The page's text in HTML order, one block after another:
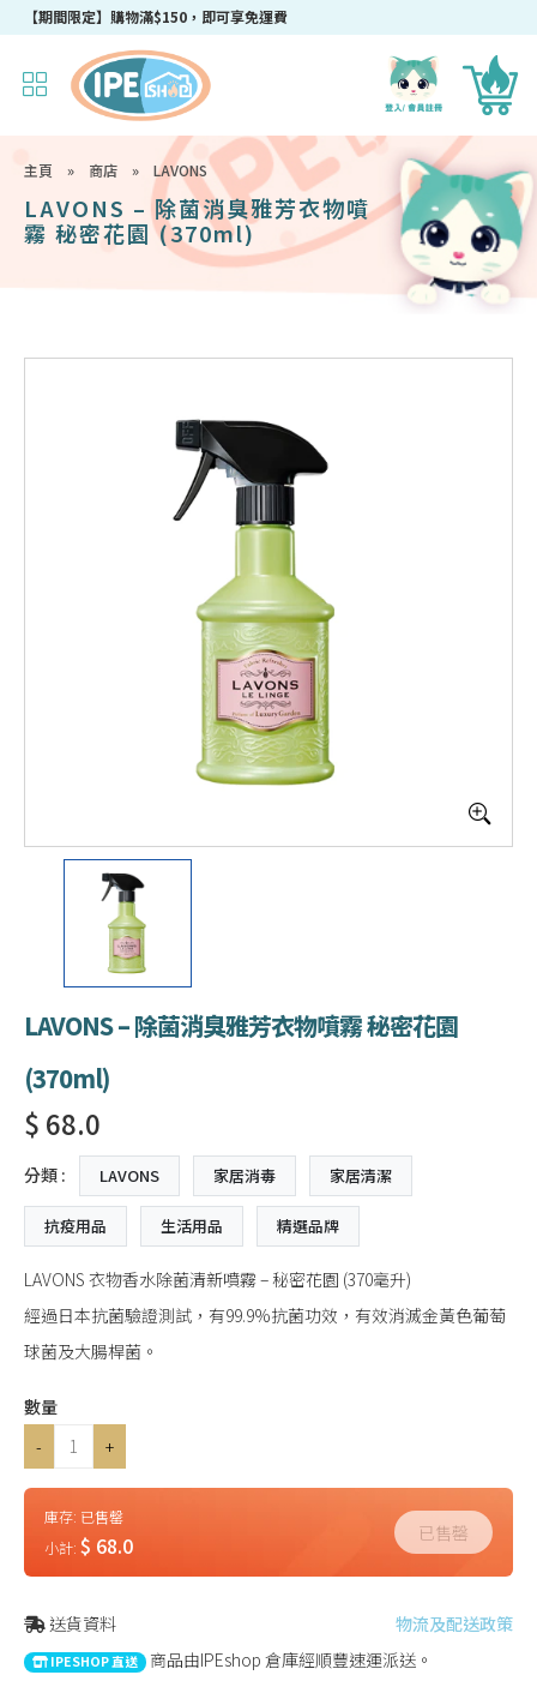
成為IPEshop會員，新會員即可獲得迎新$50購物優惠碼！
主頁 » 商店 » LAVONS
LAVONS – 除菌消臭雅芳衣物噴
霧 秘密花園 (370ml)
LAVONS – 除菌消臭雅芳衣物噴霧 秘密花園
(370ml)
$ 68.0
分類 : LAVONS 家居消毒 家居清潔
抗疫用品 生活用品 精選品牌
LAVONS 衣物香水除菌清新噴霧 – 秘密花園 (370毫升)
經過日本抗菌驗證測試，有99.9%抗菌功效，有效消滅金黃色葡萄
球菌及大腸桿菌。
數量
-
+
庫存: 已售罄
小計: $ 68.0 已售罄
送貨資料 物流及配送政策
IPESHOP 直送 商品由IPEshop 倉庫經順豐速運派送。